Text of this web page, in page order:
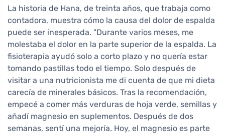
La historia de Hana, de treinta años, que trabaja como
contadora, muestra cómo la causa del dolor de espalda
puede ser inesperada. "Durante varios meses, me
molestaba el dolor en la parte superior de la espalda. La
fisioterapia ayudó solo a corto plazo y no quería estar
tomando pastillas todo el tiempo. Solo después de
visitar a una nutricionista me di cuenta de que mi dieta
carecía de minerales básicos. Tras la recomendación,
empecé a comer más verduras de hoja verde, semillas y
añadí magnesio en suplementos. Después de dos
semanas, sentí una mejoría. Hoy, el magnesio es parte